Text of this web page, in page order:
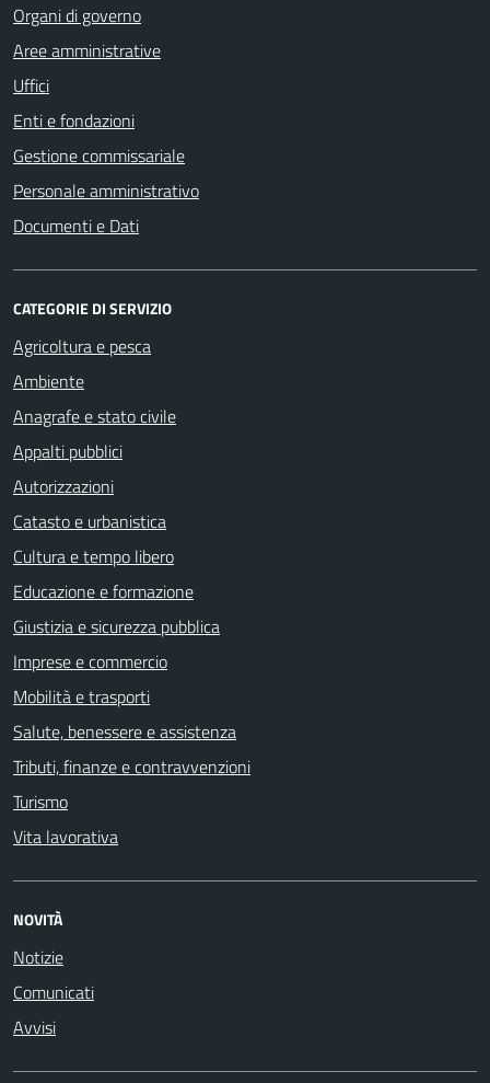
Organi di governo
Aree amministrative
Uffici
Enti e fondazioni
Gestione commissariale
Personale amministrativo
Documenti e Dati
CATEGORIE DI SERVIZIO
Agricoltura e pesca
Ambiente
Anagrafe e stato civile
Appalti pubblici
Autorizzazioni
Catasto e urbanistica
Cultura e tempo libero
Educazione e formazione
Giustizia e sicurezza pubblica
Imprese e commercio
Mobilità e trasporti
Salute, benessere e assistenza
Tributi, finanze e contravvenzioni
Turismo
Vita lavorativa
NOVITÀ
Notizie
Comunicati
Avvisi